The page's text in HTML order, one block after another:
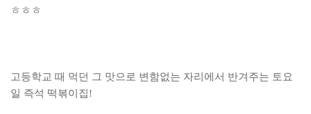
ㅎㅎㅎ
고등학교 때 먹던 그 맛으로 변함없는 자리에서 반겨주는 토요
일 즉석 떡볶이집!